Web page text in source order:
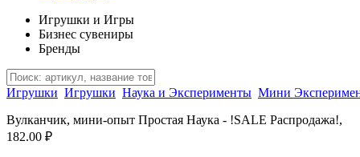
Игрушки и Игры
Бизнес сувениры
Бренды
Игрушки Игрушки Наука и Эксперименты Мини
Вулканчик, мини-опыт Простая Наука - !SALE Распродажа!,
182.00 ₽